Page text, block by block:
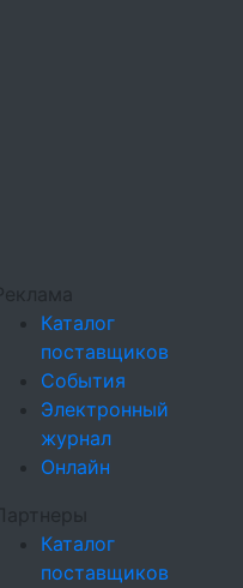
Реклама
Каталог
поставщиков
События
Электронный
журнал
Онлайн
Партнеры
Каталог
поставщиков